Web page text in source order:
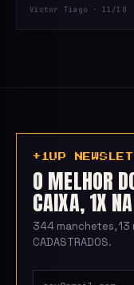
Victor Tiago ·11/10
+1UP
O MELHOR
CAIXA, 1X
344 manchetes, 13
CADASTRADOS.